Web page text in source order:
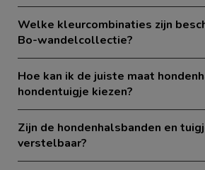
Welke kleurcombinaties zijn
Bo-wandelcollectie?
Hoe kan ik de juiste maat
hondentuigje kiezen?
Zijn de hondenhalsbanden en
verstelbaar?